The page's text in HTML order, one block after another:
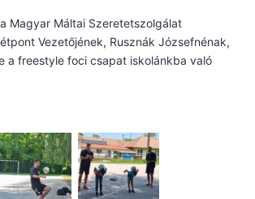
Magyar Máltai Szeretetszolgálat
Vezetőjének, Rusznák Józsefnénak,
a freestyle foci csapat iskolánkba való